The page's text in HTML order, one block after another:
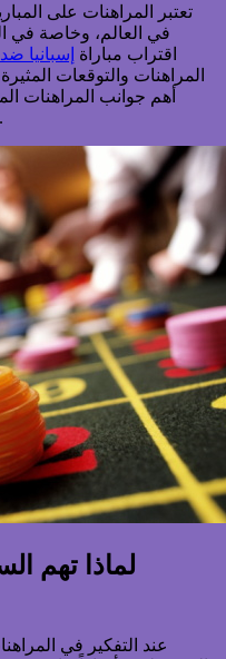
تعتبر المراهنات على
في العالم، وخاصة في
اقتراب مباراة إسبانيا
المراهنات والتوقعات
أهم جوانب المراهنات
الفرص والمعروضات المتاحة للاعبين.
لماذا تهم
عند التفكير في